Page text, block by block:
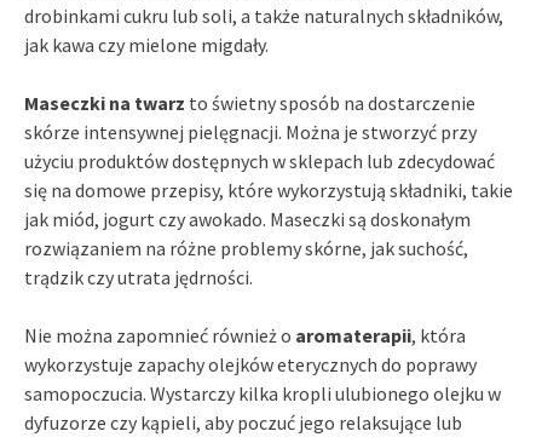
drobinkami cukru lub soli, a także naturalnych składników,
jak kawa czy mielone migdały.
Maseczki na twarz to świetny sposób na dostarczenie
skórze intensywnej pielęgnacji. Można je stworzyć przy
użyciu produktów dostępnych w sklepach lub zdecydować
się na domowe przepisy, które wykorzystują składniki, takie
jak miód, jogurt czy awokado. Maseczki są doskonałym
rozwiązaniem na różne problemy skórne, jak suchość,
trądzik czy utrata jędrności.
Nie można zapomnieć również o aromaterapii, która
wykorzystuje zapachy olejków eterycznych do poprawy
samopoczucia. Wystarczy kilka kropli ulubionego olejku w
dyfuzorze czy kąpieli, aby poczuć jego relaksujące lub